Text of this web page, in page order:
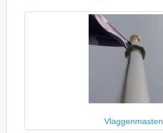
Vlaggenmasten